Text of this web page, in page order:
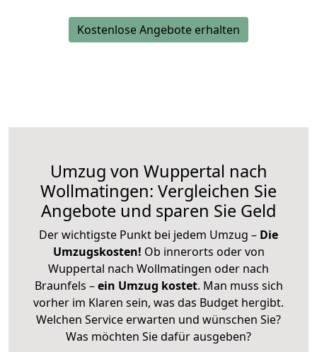
Kostenlose Angebote erhalten
Umzug von Wuppertal nach
Wollmatingen: Vergleichen Sie
Angebote und sparen Sie Geld
Der wichtigste Punkt bei jedem Umzug – Die
Umzugskosten! Ob innerorts oder von
Wuppertal nach Wollmatingen oder nach
Braunfels –ein Umzug kostet. Man muss sich
vorher im Klaren sein, was das Budget hergibt.
Welchen Service erwarten und wünschen Sie?
Was möchten Sie dafür ausgeben?